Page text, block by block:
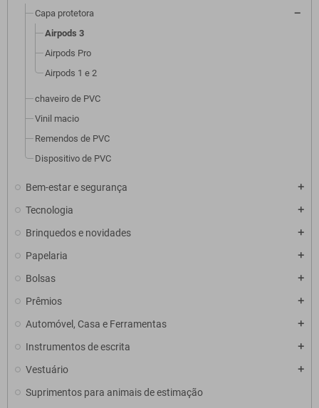
Capa protetora
Airpods 3
Airpods Pro
Airpods 1 e 2
chaveiro de PVC
Vinil macio
Remendos de PVC
Dispositivo de PVC
Bem-estar e segurança
Tecnologia
Brinquedos e novidades
Papelaria
Bolsas
Prêmios
Automóvel, Casa e Ferramentas
Instrumentos de escrita
Vestuário
Suprimentos para animais de estimação